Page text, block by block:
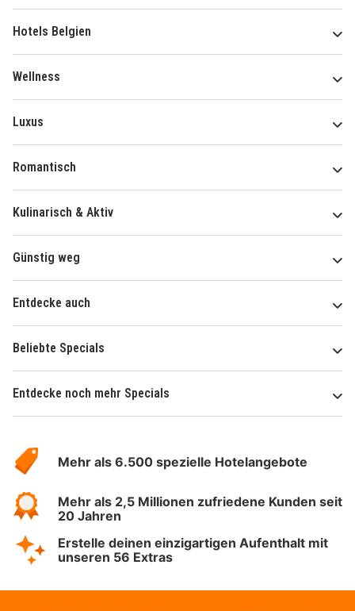
Hotels Belgien
Wellness
Luxus
Romantisch
Kulinarisch & Aktiv
Günstig weg
Entdecke auch
Beliebte Specials
Entdecke noch mehr Specials
Hotelspecials
Mehr als 6.500 spezielle Hotelangebote
Mehr als 2,5 Millionen zufriedene Kunden seit
20 Jahren
Erstelle deinen einzigartigen Aufenthalt mit
unseren 56 Extras